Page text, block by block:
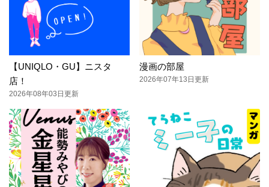
【UNIQLO・GU】ニスタ
店！
2026年08年03日更新
漫画の部屋
2026年07年13日更新